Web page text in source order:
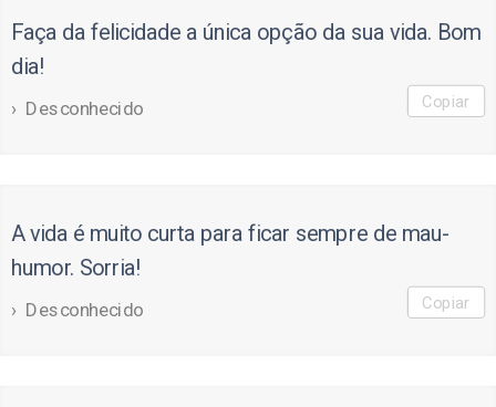
Faça da felicidade a única opção da sua vida. Bom
dia!
Desconhecido Copiar
A vida é muito curta para ficar sempre de mau-
humor. Sorria!
Desconhecido Copiar